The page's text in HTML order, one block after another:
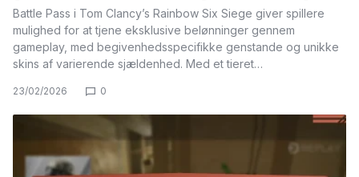
Battle Pass i Tom Clancy’s Rainbow Six Siege giver spillere
mulighed for at tjene eksklusive belønninger gennem
gameplay, med begivenhedsspecifikke genstande og unikke
skins af varierende sjældenhed. Med et tieret…
23/02/2026 0